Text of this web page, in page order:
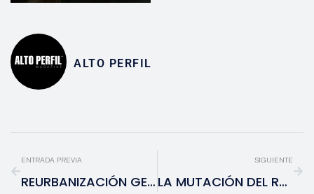
ALTO PERFIL
ENTRADA PREVIA
REURBANIZACIÓN GEOPOLÍTICA: EL ASCENSO DE LOS HUBS ALTERNATIVOS Y EL OCASO DE LAS MEGALÓPOLIS TRADICIONALES
SIGUIENTE
LA MUTACIÓN DEL RETAIL: BALANCE DE LA NAVIDAD 2025 Y EL ASCENSO DEL CONSUMO EN TIEMPO REAL